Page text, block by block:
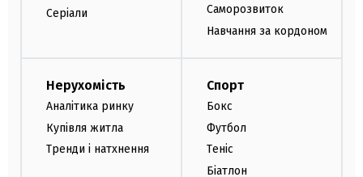
Серіали
Саморозвиток
Навчання за кордоном
Нерухомість
Аналітика ринку
Купівля житла
Тренди і натхнення
Спорт
Бокс
Футбол
Теніс
Біатлон